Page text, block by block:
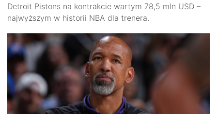
Detroit Pistons na kontrakcie wartym 78,5 mln USD –
najwyższym w historii NBA dla trenera.